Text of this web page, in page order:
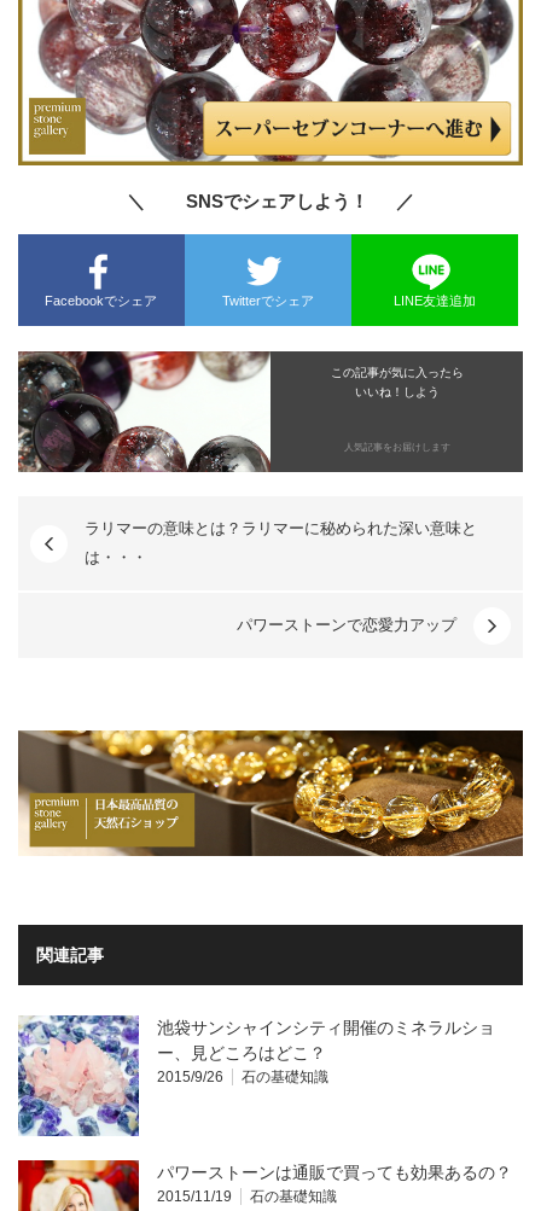
＼ SNSでシェアしよう！ ／
Facebookでシェア Twitterでシェア LINE友達追加
この記事が気に入ったら
いいね！しよう
人気記事をお届けします
ラリマーの意味とは？ラリマーに秘められた深い意味と
は・・・
パワーストーンで恋愛力アップ
関連記事
池袋サンシャインシティ開催のミネラルショ
ー、見どころはどこ？
2015/9/26 石の基礎知識
パワーストーンは通販で買っても効果あるの？
2015/11/19 石の基礎知識